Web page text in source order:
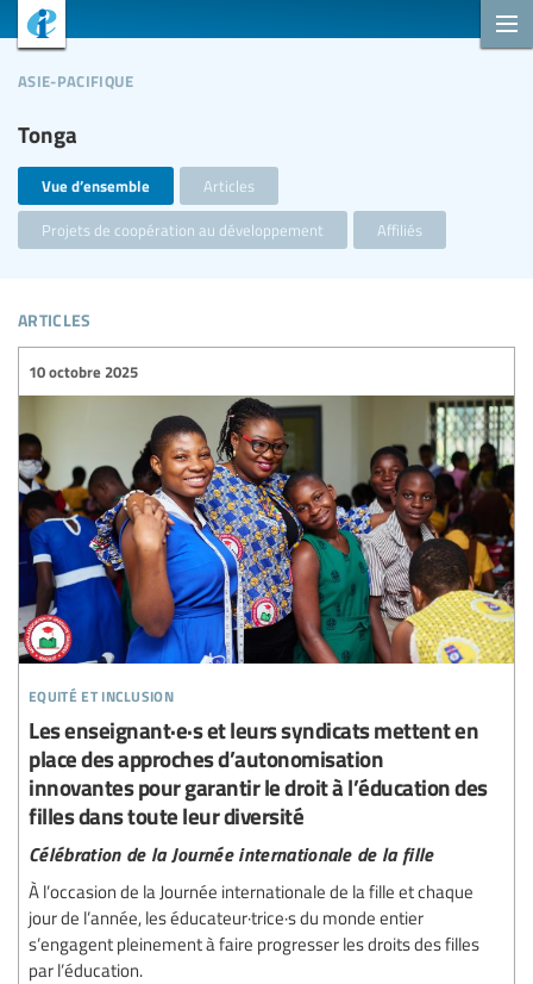
Tonga
asie-pacifique
Vue d’ensemble Articles
Projets de coopération au développement Affiliés
articles
equité et inclusion
10 octobre 2025
Les enseignant·e·s et leurs syndicats mettent en
place des approches d’autonomisation
innovantes pour garantir le droit à l’éducation des
filles dans toute leur diversité
Célébration de la Journée internationale de la fille
À l’occasion de la Journée internationale de la fille et chaque
jour de l’année, les éducateur·trice·s du monde entier
s’engagent pleinement à faire progresser les droits des filles
par l’éducation.